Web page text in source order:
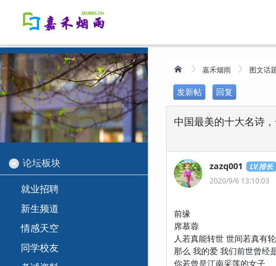
论坛板块
就业招聘
新生频道
情感天空
同学校友
嘉禾烟雨 图文话
发新帖 回复
中国最美的十大名诗
zazq001
LV.排长
2020/9/6 13:10:03
前缘
席慕蓉
人若真能转世 世间若真有
那么 我的爱 我们前世曾经
你若曾是江南采莲的女子